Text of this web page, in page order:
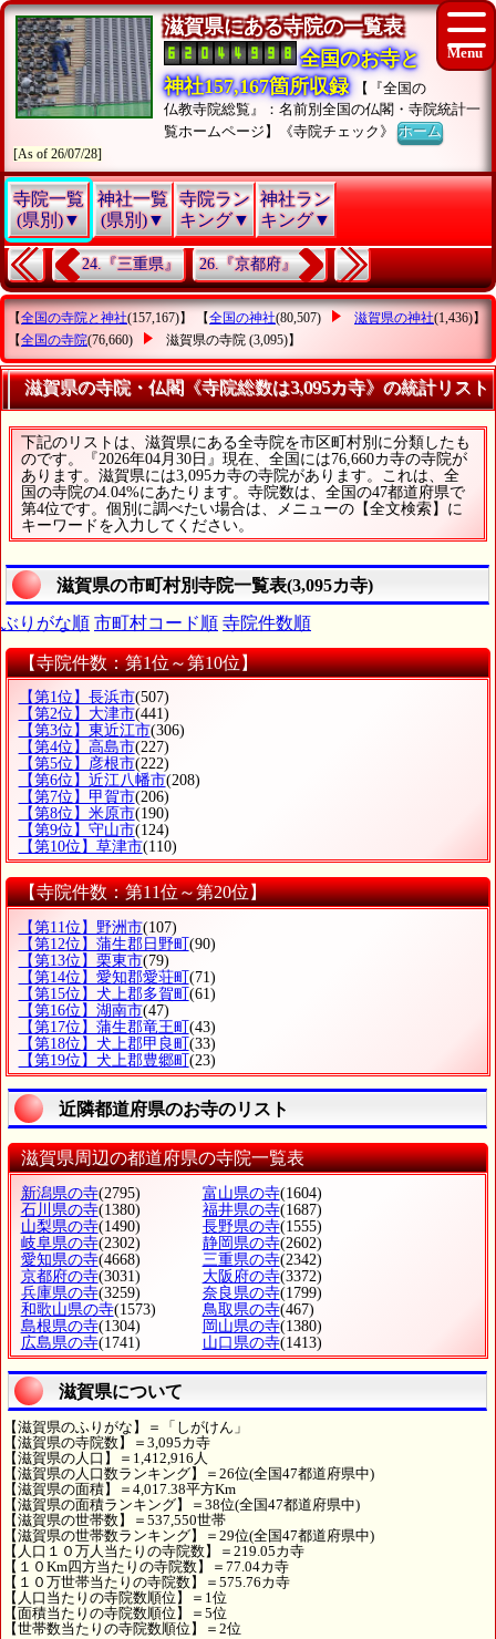
滋賀県にある寺院の一覧表
全国のお寺と
神社157,167箇所収録
【『全国の
仏教寺院総覧』：名前別全国の仏閣・寺院統計一
覧ホームページ】《寺院チェック》ホーム
[As of 26/07/28]
寺院一覧
(県別)▼
神社一覧
(県別)▼
寺院ラン
キング▼
神社ラン
キング▼
24.『三重県』 26.『京都府』
【全国の寺院と神社(157,167)】 【全国の神社(80,507) 滋賀県の神社(1,436)】
【全国の寺院(76,660) 滋賀県の寺院 (3,095)】
滋賀県の寺院・仏閣《寺院総数は3,095カ寺》の統計リスト
下記のリストは、滋賀県にある全寺院を市区町村別に分類したも
のです。『2026年04月30日』現在、全国には76,660カ寺の寺院が
あります。滋賀県には3,095カ寺の寺院があります。これは、全
国の寺院の4.04%にあたります。寺院数は、全国の47都道府県で
第4位です。個別に調べたい場合は、メニューの【全文検索】に
キーワードを入力してください。
滋賀県の市町村別寺院一覧表(3,095カ寺)
ぶりがな順 市町村コード順 寺院件数順
【寺院件数：第1位～第10位】
【第1位】長浜市(507)
【第2位】大津市(441)
【第3位】東近江市(306)
【第4位】高島市(227)
【第5位】彦根市(222)
【第6位】近江八幡市(208)
【第7位】甲賀市(206)
【第8位】米原市(190)
【第9位】守山市(124)
【第10位】草津市(110)
【寺院件数：第11位～第20位】
【第11位】野洲市(107)
【第12位】蒲生郡日野町(90)
【第13位】栗東市(79)
【第14位】愛知郡愛荘町(71)
【第15位】犬上郡多賀町(61)
【第16位】湖南市(47)
【第17位】蒲生郡竜王町(43)
【第18位】犬上郡甲良町(33)
【第19位】犬上郡豊郷町(23)
近隣都道府県のお寺のリスト
滋賀県周辺の都道府県の寺院一覧表
新潟県の寺(2795) 富山県の寺(1604)
石川県の寺(1380) 福井県の寺(1687)
山梨県の寺(1490) 長野県の寺(1555)
岐阜県の寺(2302) 静岡県の寺(2602)
愛知県の寺(4668) 三重県の寺(2342)
京都府の寺(3031) 大阪府の寺(3372)
兵庫県の寺(3259) 奈良県の寺(1799)
和歌山県の寺(1573) 鳥取県の寺(467)
島根県の寺(1304) 岡山県の寺(1380)
広島県の寺(1741) 山口県の寺(1413)
滋賀県について
【滋賀県のふりがな】＝「しがけん」
【滋賀県の寺院数】＝3,095カ寺
【滋賀県の人口】＝1,412,916人
【滋賀県の人口数ランキング】＝26位(全国47都道府県中)
【滋賀県の面積】＝4,017.38平方Km
【滋賀県の面積ランキング】＝38位(全国47都道府県中)
【滋賀県の世帯数】＝537,550世帯
【滋賀県の世帯数ランキング】＝29位(全国47都道府県中)
【人口１０万人当たりの寺院数】＝219.05カ寺
【１０Km四方当たりの寺院数】＝77.04カ寺
【１０万世帯当たりの寺院数】＝575.76カ寺
【人口当たりの寺院数順位】＝1位
【面積当たりの寺院数順位】＝5位
【世帯数当たりの寺院数順位】＝2位